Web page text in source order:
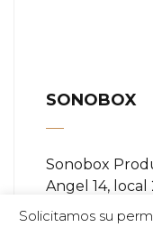
SONOBOX
Sonobox
Angel 14,
Solicitamos su